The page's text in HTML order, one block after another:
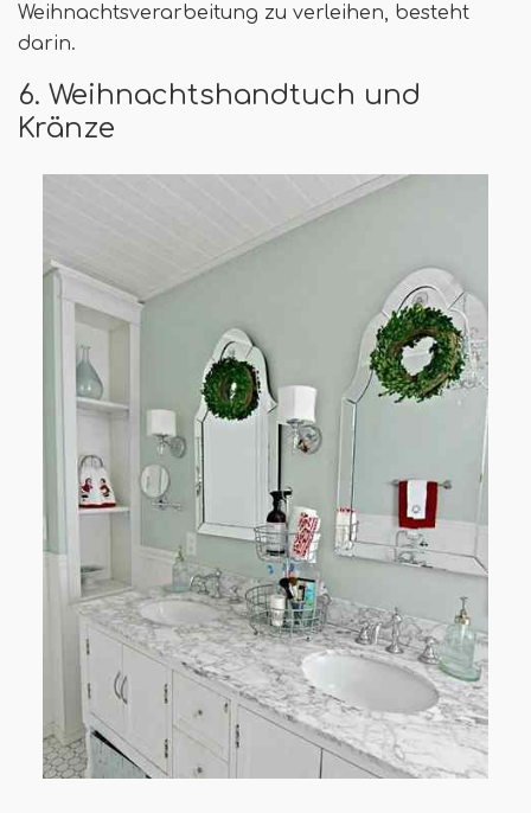
Weihnachtsverarbeitung zu verleihen, besteht
darin.
6. Weihnachtshandtuch und
Kränze